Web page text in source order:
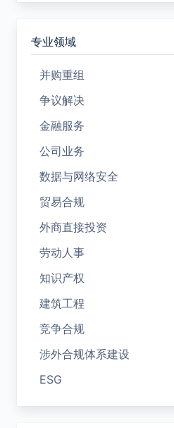
专业领域
并购重组
争议解决
金融服务
公司业务
数据与网络安全
贸易合规
外商直接投资
劳动人事
知识产权
建筑工程
竞争合规
涉外合规体系建设
ESG